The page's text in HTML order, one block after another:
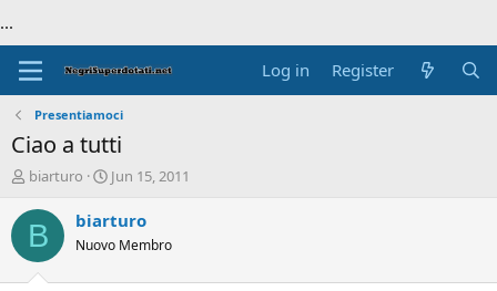
...
Log in Register
Presentiamoci
Ciao a tutti
T
r
e
d
biarturo
S
a
t
Jun 15, 2011
B biarturo
Nuovo Membro